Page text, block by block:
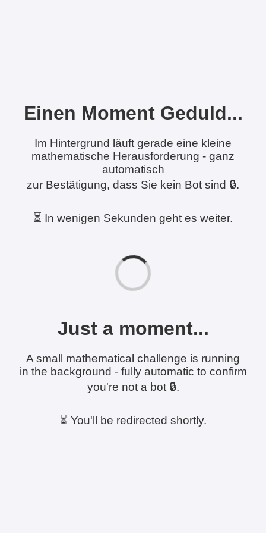
Einen Moment Geduld...
Im Hintergrund läuft gerade eine kleine
mathematische Herausforderung - ganz
automatisch
zur Bestätigung, dass Sie kein Bot sind 🔒.
⏳ In wenigen Sekunden geht es weiter.
Just a moment...
A small mathematical challenge is running
in the background - fully automatic to confirm
you're not a bot 🔒.
⏳ You'll be redirected shortly.